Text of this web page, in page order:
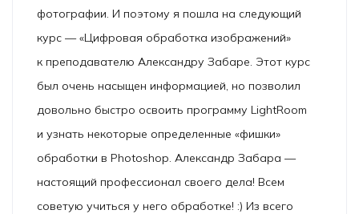
фотографии. И поэтому я пошла на следующий
курс — «Цифровая обработка изображений»
к преподавателю Александру Забаре. Этот курс
был очень насыщен информацией, но позволил
довольно быстро освоить программу LightRoom
и узнать некоторые определенные «фишки»
обработки в Photoshop. Александр Забара —
настоящий профессионал своего дела! Всем
советую учиться у него обработке! :) Из всего